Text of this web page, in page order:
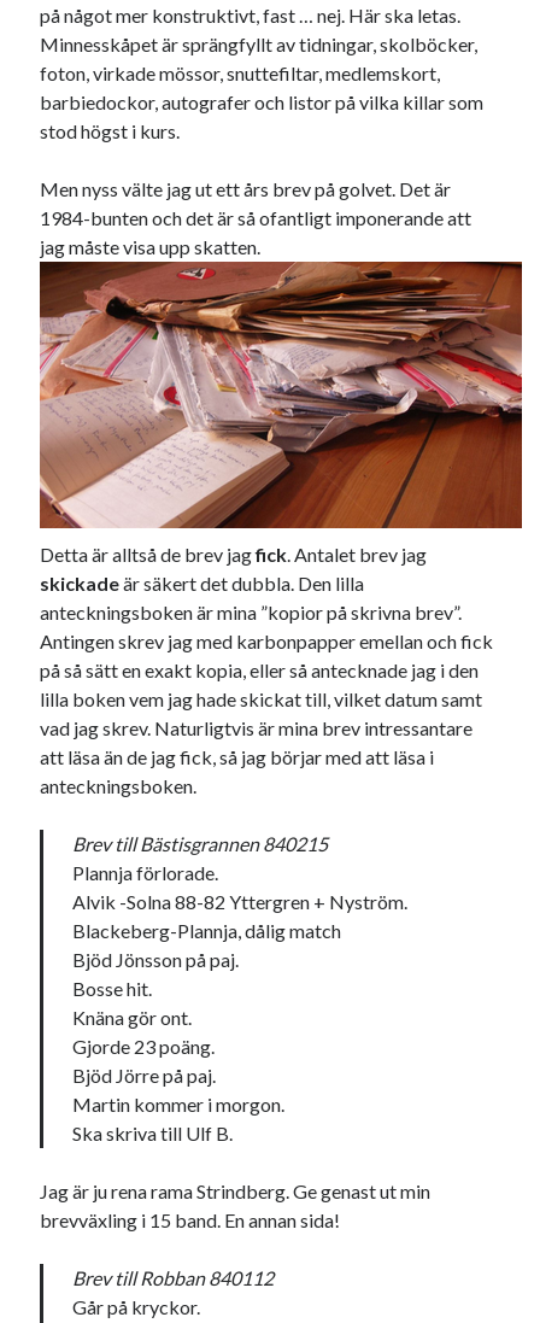
« dec feb »
Sök
Kategorier
Kategorier
Etiketter
#blogg100 allmänbildning
barnen basket bil corona
död England fest film
historia hotell jobb
Julkalenderfacit Julkalendern
julkalendern 2021 Julkalendern 2024 konst
kåseri lifvet Lund mat minne
nostalgi
resa sekrutt skola
sommar språk
Stockholm
USA
Dessa har något gemensamt
Fantastiskt välformulerad moderecensent
Onödiga citattecken
Dessa har något helt annat gemensamt
på något mer konstruktivt, fast … nej. Här ska letas.
Minnesskåpet är sprängfyllt av tidningar, skolböcker,
foton, virkade mössor, snuttefiltar, medlemskort,
barbiedockor, autografer och listor på vilka killar som
stod högst i kurs.
Men nyss välte jag ut ett års brev på golvet. Det är
1984-bunten och det är så ofantligt imponerande att
jag måste visa upp skatten.
Detta är alltså de brev jagfick. Antalet brev jag
skickadeär säkert det dubbla. Den lilla
anteckningsboken är mina ”kopior på skrivna brev”.
Antingen skrev jag med karbonpapper emellan och fick
på så sätt en exakt kopia, eller så antecknade jag i den
lilla boken vem jag hade skickat till, vilket datum samt
vad jag skrev. Naturligtvis är mina brev intressantare
att läsa än de jag fick, så jag börjar med att läsa i
anteckningsboken.
Brev till Bästisgrannen 840215
Plannja förlorade.
Alvik -Solna 88-82 Yttergren + Nyström.
Blackeberg-Plannja, dålig match
Bjöd Jönsson på paj.
Bosse hit.
Knäna gör ont.
Gjorde 23 poäng.
Bjöd Jörre på paj.
Martin kommer i morgon.
Ska skriva till Ulf B.
Jag är ju rena rama Strindberg. Ge genast ut min
brevväxling i 15 band. En annan sida!
Brev till Robban 840112
Går på kryckor.